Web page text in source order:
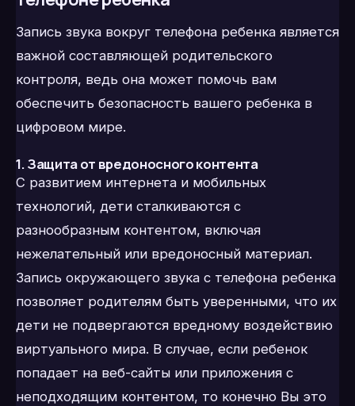
Запись звука вокруг телефона ребенка является
важной составляющей родительского
контроля, ведь она может помочь вам
обеспечить безопасность вашего ребенка в
цифровом мире.
1. Защита от вредоносного контента
С развитием интернета и мобильных
технологий, дети сталкиваются с
разнообразным контентом, включая
нежелательный или вредоносный материал.
Запись окружающего звука с телефона ребенка
позволяет родителям быть уверенными, что их
дети не подвергаются вредному воздействию
виртуального мира. В случае, если ребенок
попадает на веб-сайты или приложения с
неподходящим контентом, то конечно Вы это